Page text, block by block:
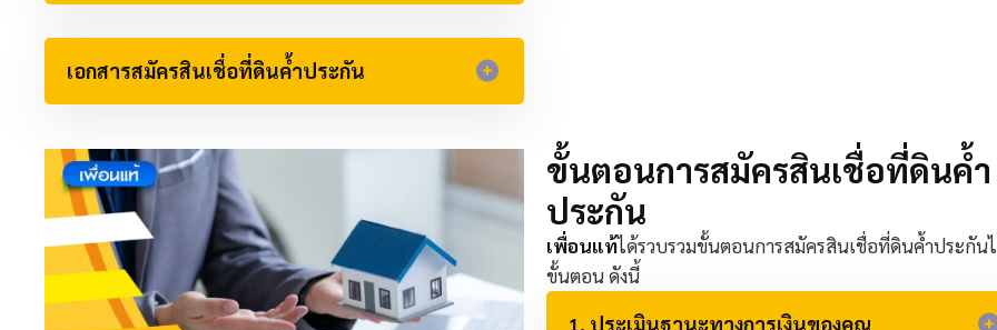
เอกสารสมัครสินเชื่อที่ดินค้ำประกัน​
ขั้นตอนการสมัครสินเชื่อที่ดินค้ำ
ประกัน​
เพื่อนแท้ได้รวบรวมขั้นตอนการสมัครสินเชื่อที่ดินค้ำประกัน
ขั้นตอน ดังนี้
1. ประเมินฐานะทางการเงินของคุณ